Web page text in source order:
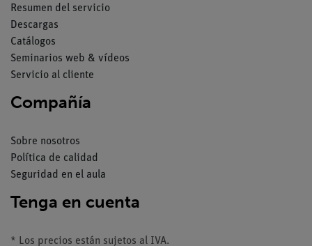
Resumen del servicio
Descargas
Catálogos
Seminarios web & vídeos
Servicio al cliente
Compañía
Sobre nosotros
Política de calidad
Seguridad en el aula
Tenga en cuenta
* Los precios están sujetos al IVA.